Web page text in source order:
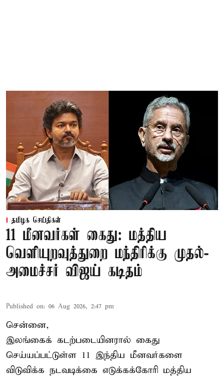
தமிழக செய்திகள்
11 மீனவர்கள் கைது: மத்திய
வெளியுறவுத்துறை மந்திரிக்கு முதல்-
அமைச்சர் விஜய் கடிதம்
Published on: 06 Aug 2026, 2:47 pm
சென்னை,
இலங்கைக் கடற்படையினரால் கைது
செய்யப்பட்டுள்ள 11 இந்திய மீனவர்களை
விடுவிக்க நடவடிக்கை எடுக்கக்கோரி மத்திய